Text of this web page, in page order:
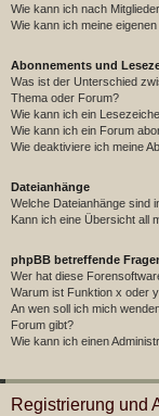
Wie kann ich nach
Wie kann ich meine
Abonnements und
Was ist der Unterschied
Thema oder Forum?
Wie kann ich ein
Wie kann ich ein Forum
Wie deaktiviere ich meine
Dateianhänge
Welche Dateianhänge sind
Kann ich eine Übersicht all
phpBB betreffende
Wer hat diese
Warum ist Funktion x oder
An wen soll ich mich
Forum gibt?
Wie kann ich einen
Registrierung und